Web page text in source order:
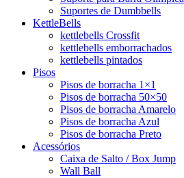
Suportes de Dumbbells
KettleBells
kettlebells Crossfit
kettlebells emborrachados
kettlebells pintados
Pisos
Pisos de borracha 1×1
Pisos de borracha 50×50
Pisos de borracha Amarelo
Pisos de borracha Azul
Pisos de borracha Preto
Acessórios
Caixa de Salto / Box Jump
Wall Ball